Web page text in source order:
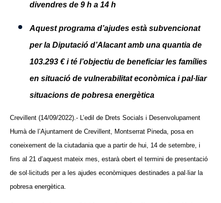
divendres de 9 h a 14 h
Aquest programa d’ajudes està subvencionat
per la Diputació d’Alacant amb una quantia de
103.293 € i té l’objectiu de beneficiar les famílies
en situació de vulnerabilitat econòmica i pal·liar
situacions de pobresa energètica
Crevillent (14/09/2022).- L’edil de Drets Socials i Desenvolupament
Humà de l’Ajuntament de Crevillent, Montserrat Pineda, posa en
coneixement de la ciutadania que a partir de hui, 14 de setembre, i
fins al 21 d’aquest mateix mes, estarà obert el termini de presentació
de sol·licituds per a les ajudes econòmiques destinades a pal·liar la
pobresa energètica.